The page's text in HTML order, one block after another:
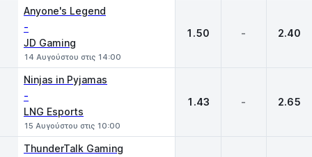
Anyone's Legend
-
JD Gaming
14 Αυγούστου στις 14:00
1.50 - 2.40
Ninjas in Pyjamas
-
LNG Esports
15 Αυγούστου στις 10:00
1.43 - 2.65
ThunderTalk Gaming